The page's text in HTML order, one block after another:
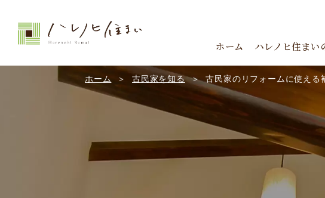
ホーム ハレノヒ住まい
ホーム 古民家を知る 古民家のリフォームに使える